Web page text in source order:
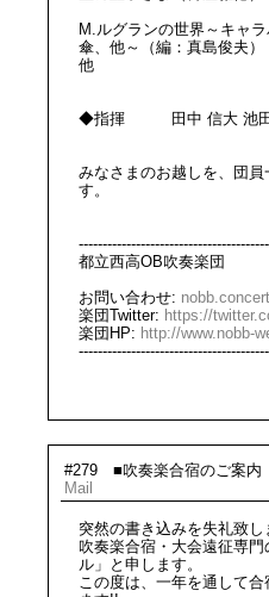
M.ルグランの世界～キャ
傘、他～（編：真島俊夫）
他
◆指揮 田中 信大 池
みなさまのお越しを、団
す。
都立西高OB吹奏楽団
お問い合わせ:
楽団Twitter: https://
楽団HP: http://www.nobb-
#279 ■吹奏楽合宿のご案
Mail
突然の書き込みを失礼致し
吹奏楽合宿・大会遠征専
ル」と申します。
この度は、一年を通して